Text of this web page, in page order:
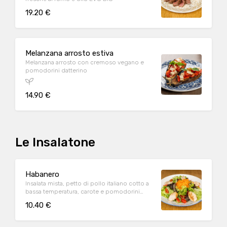
19.20 €
Melanzana arrosto estiva
Melanzana arrosto con cremoso vegano e
pomodorini datterino
14.90 €
Le Insalatone
Habanero
Insalata mista, petto di pollo italiano cotto a
bassa temperatura, carote e pomodorini
10.40 €